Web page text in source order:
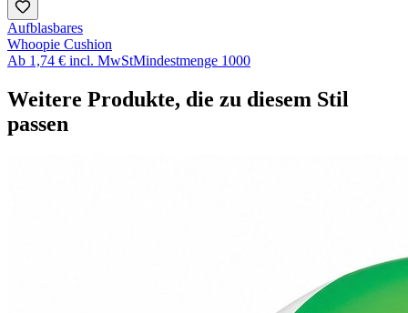
Aufblasbares
Whoopie Cushion
Ab 1,74 € incl. MwStMindestmenge 1000
Weitere Produkte, die zu diesem Stil
passen